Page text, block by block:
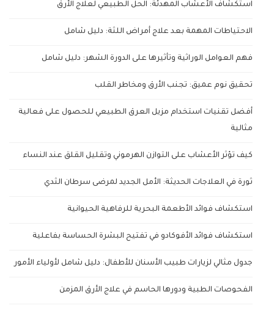
استكشاف الأعشاب المهدئة: الحل الطبيعي لعلاج الأرق
الاحتياطات المهمة بعد علاج أمراض اللثة: دليل شامل
فهم العوامل الوراثية وتأثيرها على الدورة الشهر: دليل شامل
تحقيق نوم عميق: تجنب الأرق ومخاطر القلب
أفضل تقنيات استخدام مزيل العرق الطبيعي للحصول على فعالية
مثالية
كيف تؤثر الأعشاب على التوازن الهرموني وتقليل القلق عند النساء
ثورة في العلاجات الحديثة: الأمل الجديد لمرضى سرطان الثدي
استكشاف فوائد الأطعمة البحرية للرفاهية الحيوانية
استكشاف فوائد الأفوكادو في تفتيح البشرة الحساسة بفاعلية
جدول مثالي لزيارات طبيب الأسنان للأطفال: دليل شامل لأولياء الأمور
الفحوصات الطبية ودورها الحاسم في علاج الأرق المزمن